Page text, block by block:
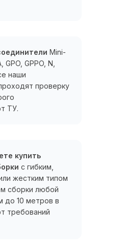
Mini-
GPO, GPPO, N,
наши
проверку
ТУ.
купить
с гибким,
жестким типом
сборки любой
до 10 метров в
требований